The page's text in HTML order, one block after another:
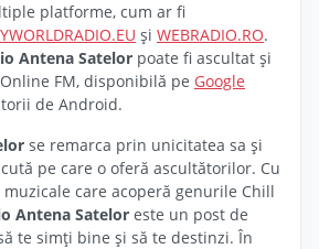
platforme, cum ar fi
și WEBRADIO.RO.
Antena Satelor poate fi ascultat și
FM, disponibilă pe Google
de Android.
se remarca prin unicitatea sa și
pe care o oferă ascultătorilor. Cu
care acoperă genurile Chill
Antena Satelor este un post de
te simți bine și să te destinzi. În